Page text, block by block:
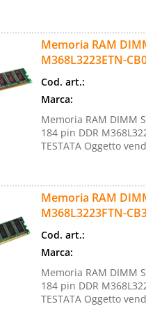
Memoria RAM
M368L3223ETN-
Cod. art.:
Marca:
Memoria RAM DIMM
184 pin DDR
TESTATA Oggetto
Memoria RAM
M368L3223FTN-
Cod. art.:
Marca:
Memoria RAM DIMM
184 pin DDR
TESTATA Oggetto